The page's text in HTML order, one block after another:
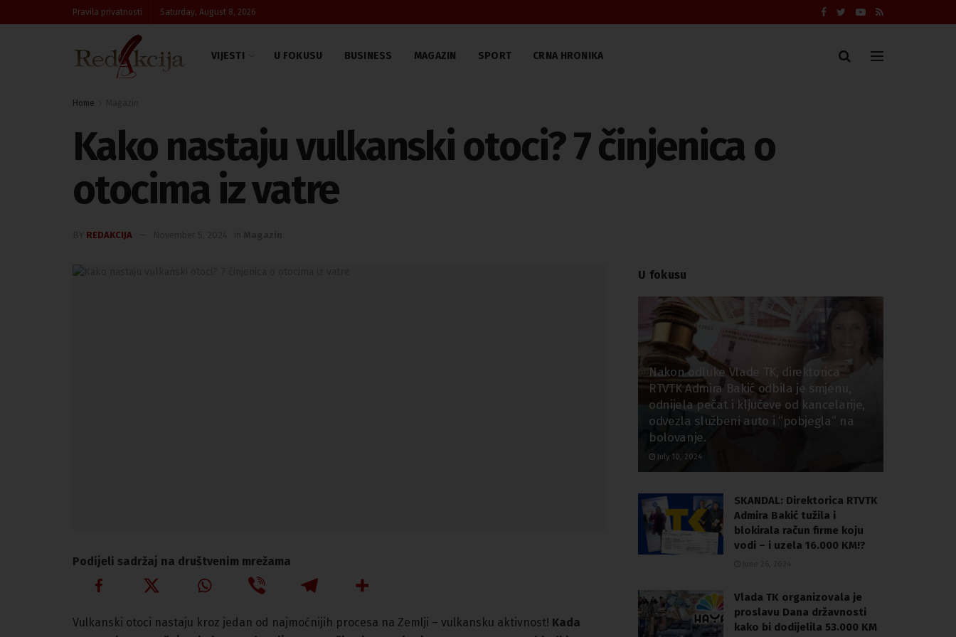
Pravila privatnosti Saturday, August 8, 2026
VIJESTI U FOKUSU BUSINESS MAGAZIN SPORT CRNA HRONIKA
Home
Kako nastaju vulkanski otoci? 7 činjenica o
otocima iz vatre
REDAKCIJA
Podijeli sadržaj na društvenim mrežama
Vulkanski otoci nastaju kroz jedan od najmoćnijih procesa na Zemlji – vulkansku aktivnost! Kada
U fokusu
Nakon odluke Vlade TK, direktorica
RTVTK Admira Bakić odbila je smjenu,
odnijela pečat i ključeve od kancelarije,
odvezla službeni auto i “pobjegla” na
bolovanje.
July 10, 2024
SKANDAL: Direktorica RTVTK
Admira Bakić tužila i
blokirala račun firme koju
vodi – i uzela 16.000 KM!?
Vlada TK organizovala je
proslavu Dana državnosti
kako bi dodijelila 53.000 KM